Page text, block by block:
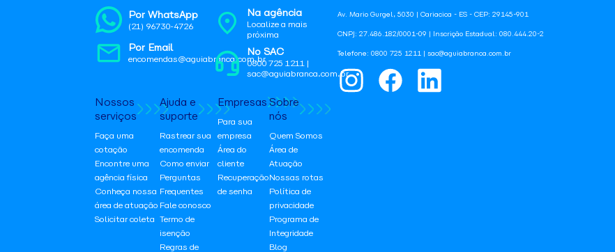
Av. Mario Gurgel, 5030 | Cariacica - ES - CEP: 29145-901
CNPJ: 27.486.182/0001-09 | Inscrição Estadual: 080.444.20-2
Telefone: 0800 725 1211 | sac@aguiabranca.com.br
Por WhatsApp
(21) 96730-4726
Por Email
encomendas@aguiabranca.com.br
Na agência
Localize a mais
próxima
No SAC
0800 725 1211 |
sac@aguiabranca.com.br
Nossos
serviços
Faça uma
cotação
Encontre uma
agência física
Conheça nossa
área de atuação
Solicitar coleta
Ajuda e
suporte
Rastrear sua
encomenda
Como enviar
Perguntas
Frequentes
Fale conosco
Termo de
isenção
Regras de
Empresas
Para sua
empresa
Área do
cliente
Recuperação
de senha
Sobre
nós
Quem Somos
Área de
Atuação
Nossas rotas
Política de
privacidade
Programa de
Integridade
Blog